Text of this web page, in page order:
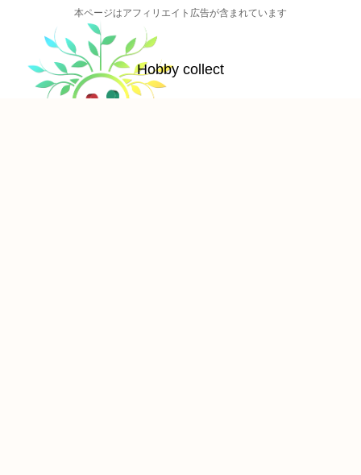
本ページはアフィリエイト広告が含まれています
Hobby collect